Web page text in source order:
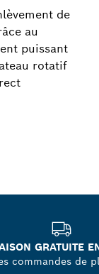
de
au
puissant
rotatif
GRATUITE
commandes de